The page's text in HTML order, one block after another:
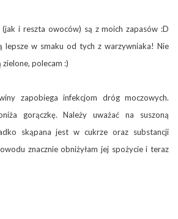
(jak i reszta owoców) są z moich zapasów :D
lepsze w smaku od tych z warzywniaka! Nie
zielone, polecam :)
zapobiega infekcjom dróg moczowych.
gorączkę. Należy uważać na suszoną
skąpana jest w cukrze oraz substancji
znacznie obniżyłam jej spożycie i teraz